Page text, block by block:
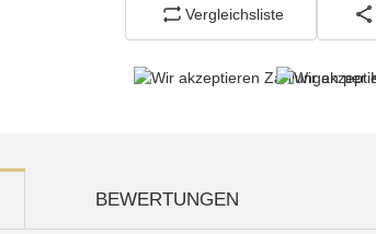
Vergleichsliste
BEWERTUNGEN